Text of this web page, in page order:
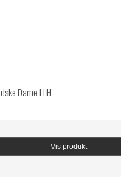
Dame LLH
Vis produkt